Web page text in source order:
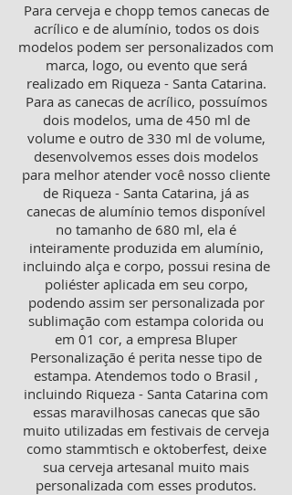
Para cerveja e chopp temos canecas de
acrílico e de alumínio, todos os dois
modelos podem ser personalizados com
marca, logo, ou evento que será
realizado em Riqueza - Santa Catarina.
Para as canecas de acrílico, possuímos
dois modelos, uma de 450 ml de
volume e outro de 330 ml de volume,
desenvolvemos esses dois modelos
para melhor atender você nosso cliente
de Riqueza - Santa Catarina, já as
canecas de alumínio temos disponível
no tamanho de 680 ml, ela é
inteiramente produzida em alumínio,
incluindo alça e corpo, possui resina de
poliéster aplicada em seu corpo,
podendo assim ser personalizada por
sublimação com estampa colorida ou
em 01 cor, a empresa Bluper
Personalização é perita nesse tipo de
estampa. Atendemos todo o Brasil ,
incluindo Riqueza - Santa Catarina com
essas maravilhosas canecas que são
muito utilizadas em festivais de cerveja
como stammtisch e oktoberfest, deixe
sua cerveja artesanal muito mais
personalizada com esses produtos.